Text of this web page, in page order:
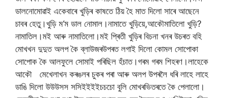
ডালনোমোৱাই একেবাৰে খুড়িৰ কাষতে ঠিয় হৈ মাত দিলো সাৰে আছেনে
চাবৰ হেতু।খুড়ি ম‘ম ডাল নোমাল।নামাতে খুড়িয়ে,আকৌমাতিলো খুড়ি?
নামাতিল।মই আৰু নামাতিলো।মই প্ৰিতী খুড়িৰ বিচনা খনৰ উচৰত বহি
মোখখন দুদুত অলপ কৈ ব্লাউজৰউপৰত লগাই দিলো কোমল সোপোকা
সোপোক কৈ আলফুলে সোমাই পৰিছিল হঁচাত।গৰম গৰম শিহৰণ।লাহেকে
আকৌ
মেখেলাখন কৰঙলৰ চুকৰ পৰা আৰু অলপ উপৰলৈ ধৰি লাহে লাহে
ডাঙি দিলো উউউসস সসিইইইইচচচো বুলি মোখৰভিতৰতে কৈ পেলালো।